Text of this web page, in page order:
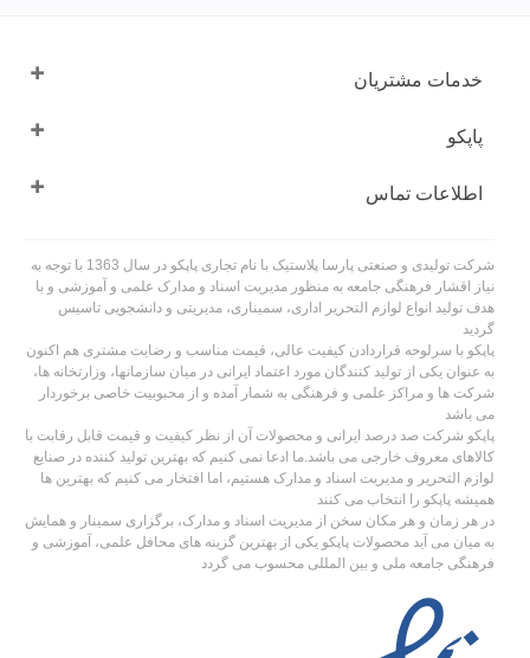
خدمات مشتریان
پاپکو
اطلاعات تماس
شرکت تولیدی و صنعتی پارسا پلاستیک با نام تجاری پاپکو در سال 1363 با توجه به
نیاز اقشار فرهنگی جامعه به منظور مدیریت اسناد و مدارک علمی و آموزشی و با
هدف تولید انواع لوازم التحریر اداری، سمیناری، مدیریتی و دانشجویی تاسیس
گردید
پاپکو با سرلوحه قراردادن کیفیت عالی، قیمت مناسب و رضایت مشتری هم اکنون
به عنوان یکی از تولید کنندگان مورد اعتماد ایرانی در میان سازمانها، وزارتخانه ها،
شرکت ها و مراکز علمی و فرهنگی به شمار آمده و از محبوبیت خاصی برخوردار
می باشد
پاپکو شرکت صد درصد ایرانی و محصولات آن از نظر کیفیت و قیمت قابل رقابت با
کالاهای معروف خارجی می باشد.ما ادعا نمی کنیم که بهترین تولید کننده در صنایع
لوازم التحریر و مدیریت اسناد و مدارک هستیم، اما افتخار می کنیم که بهترین ها
همیشه پاپکو را انتخاب می کنند
در هر زمان و هر مکان سخن از مدیریت اسناد و مدارک، برگزاری سمینار و همایش
به میان می آید محصولات پاپکو یکی از بهترین گزینه های محافل علمی، آموزشی و
فرهنگی جامعه ملی و بین المللی محسوب می گردد